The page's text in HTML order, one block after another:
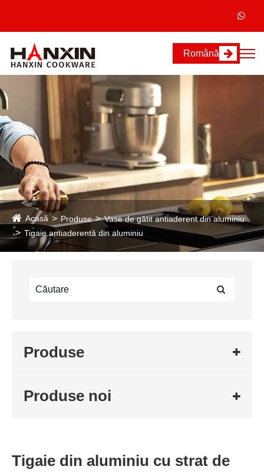
Română
Acasă Produse
Vase de gătit antiaderent din aluminiu
Tigaie antiaderentă din aluminiu
Produse
Produse noi
Tigaie din aluminiu cu strat de